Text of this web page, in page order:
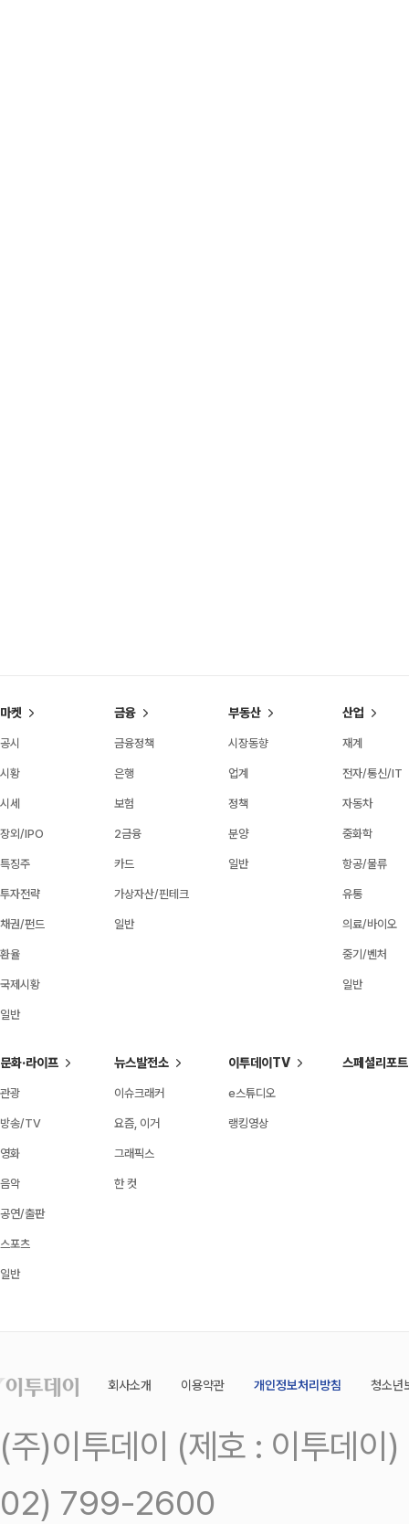
마켓
공시
시황
시세
장외/IPO
특징주
투자전략
채권/펀드
환율
국제시황
일반
금융
금융정책
은행
보험
2금융
카드
가상자산/핀테크
일반
부동산
시장동향
업계
정책
분양
일반
산업
재계
전자/통신/IT
자동차
중화학
항공/물류
유통
의료/바이오
중기/벤처
일반
문화·라이프
관광
방송/TV
영화
음악
공연/출판
스포츠
일반
뉴스발전소
이슈크래커
요즘, 이거
그래픽스
한 컷
이투데이TV
e스튜디오
랭킹영상
스페셜리포트
회사소개 이용약관 개인정보처리방침 청소년
(주)이투데이 (제호 : 이투데
02) 799-2600